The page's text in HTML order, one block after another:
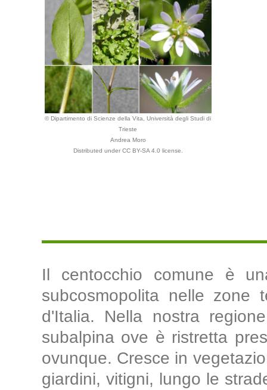
© Dipartimento di Scienze della Vita, Università degli Studi di
Trieste
Andrea Moro
Distributed under CC BY-SA 4.0 license.
Il centocchio comune è
subcosmopolita nelle zone
d'Italia. Nella nostra
subalpina ove è ristretta
ovunque. Cresce in
giardini, vitigni, lungo le